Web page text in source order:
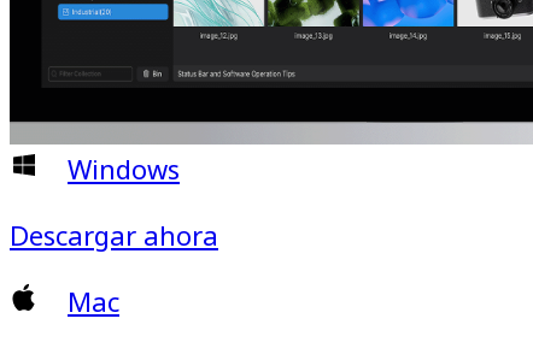
Windows
Descargar ahora
Mac